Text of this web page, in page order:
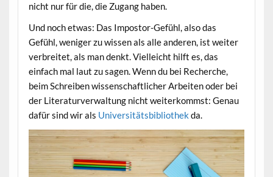
nicht nur für die, die Zugang haben.
Und noch etwas: Das Impostor-Gefühl, also das
Gefühl, weniger zu wissen als alle anderen, ist weiter
verbreitet, als man denkt. Vielleicht hilft es, das
einfach mal laut zu sagen. Wenn du bei Recherche,
beim Schreiben wissenschaftlicher Arbeiten oder bei
der Literaturverwaltung nicht weiterkommst: Genau
dafür sind wir als Universitätsbibliothek da.